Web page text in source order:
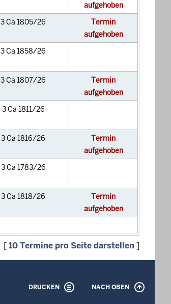
aufgehoben
3 Ca 1805/26
Termin
aufgehoben
3 Ca 1858/26
3 Ca 1807/26
Termin
aufgehoben
3 Ca 1811/26
3 Ca 1816/26
Termin
aufgehoben
3 Ca 1783/26
3 Ca 1818/26
Termin
aufgehoben
[10 Termine pro Seite darstellen ]
DRUCKEN NACH OBEN